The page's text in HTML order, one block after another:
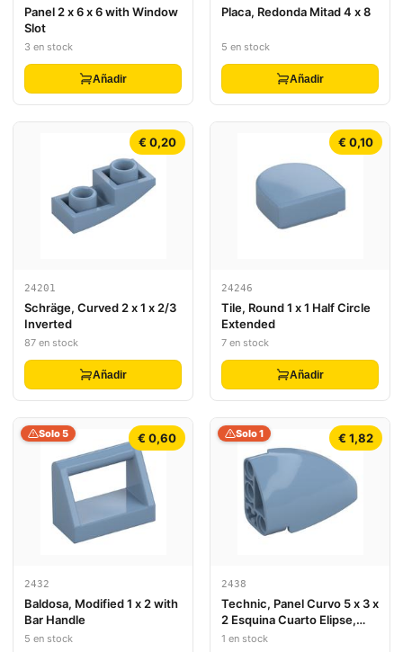
Panel 2 x 6 x 6 with Window
Slot
3 en stock
Añadir
Placa, Redonda Mitad 4 x 8
5 en stock
Añadir
€ 0,20
24201
Schräge, Curved 2 x 1 x 2/3
Inverted
87 en stock
Añadir
€ 0,10
24246
Tile, Round 1 x 1 Half Circle
Extended
7 en stock
Añadir
€ 0,60
Solo 5
2432
Baldosa, Modified 1 x 2 with
Bar Handle
5 en stock
€ 1,82
Solo 1
2438
Technic, Panel Curvo 5 x 3 x
2 Esquina Cuarto Elipse,
Izquierda
1 en stock